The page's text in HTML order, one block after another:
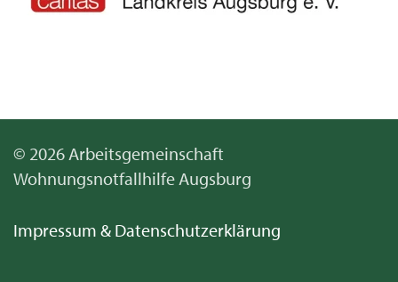
© 2026 Arbeitsgemeinschaft
Wohnungsnotfallhilfe Augsburg
Impressum & Datenschutzerklärung